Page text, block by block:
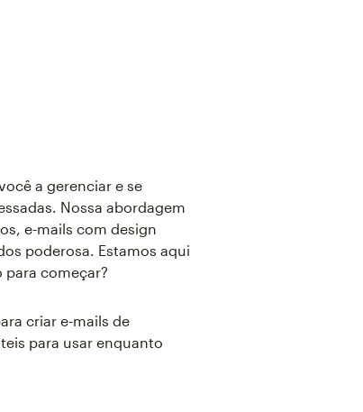
a gerenciar e se
Nossa abordagem
e-mails com design
poderosa. Estamos aqui
para começar?
criar e-mails de
para usar enquanto